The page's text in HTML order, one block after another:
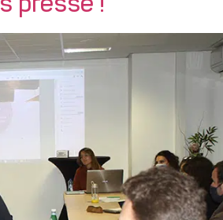
presse !